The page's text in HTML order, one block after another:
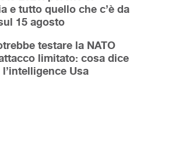
e tutto quello che c’è da
15 agosto
testare la NATO
limitato: cosa dice
Usa